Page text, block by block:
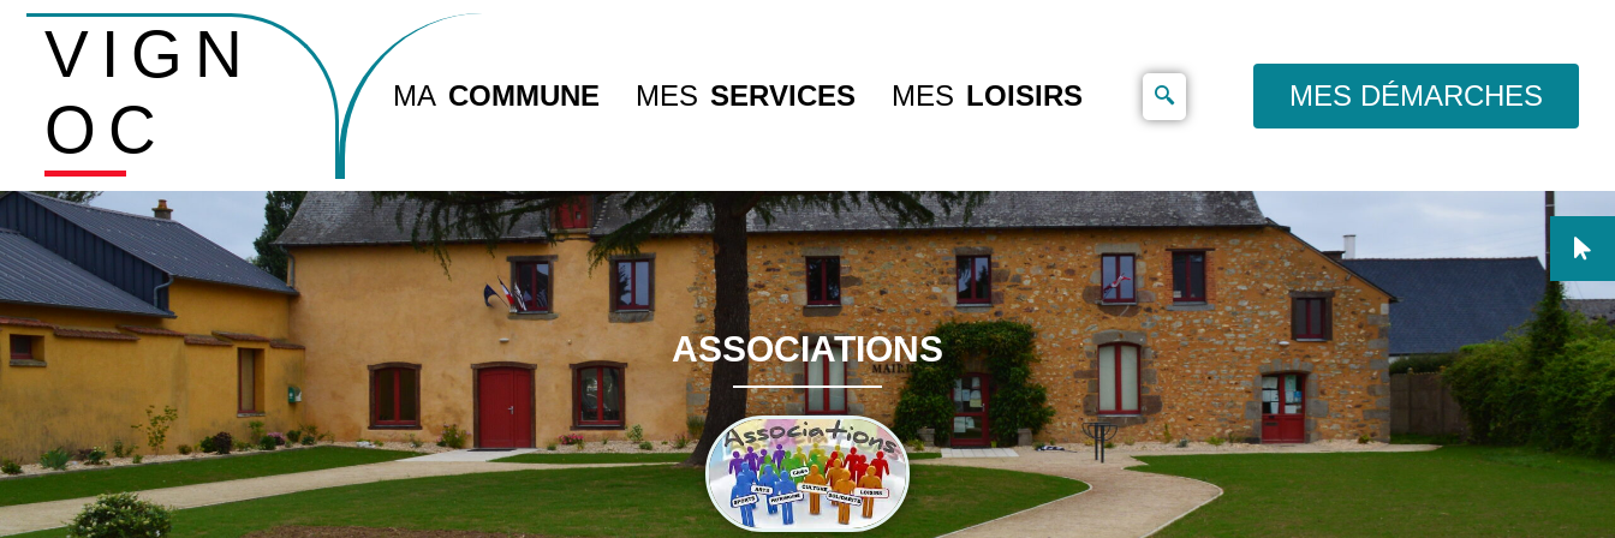
VIGN
OC
MA COMMUNE MES SERVICES MES LOISIRS MES DÉMARCHES
ASSOCIATIONS